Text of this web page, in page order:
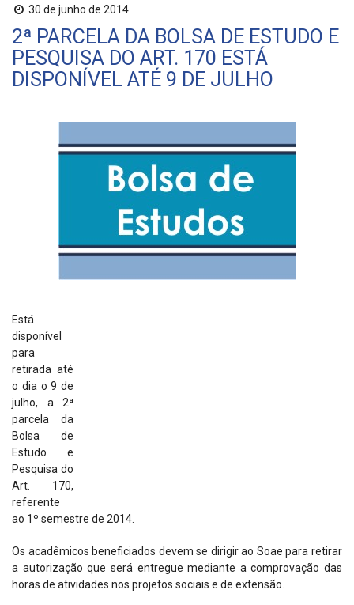
30 de junho de 2014
2ª PARCELA DA BOLSA DE ESTUDO E
PESQUISA DO ART. 170 ESTÁ
DISPONÍVEL ATÉ 9 DE JULHO
Está
disponível
para
retirada até
o dia o 9 de
julho, a 2ª
parcela da
Bolsa de
Estudo e
Pesquisa do
Art. 170,
referente
ao 1º semestre de 2014.
Os acadêmicos beneficiados devem se dirigir ao Soae para retirar
a autorização que será entregue mediante a comprovação das
horas de atividades nos projetos sociais e de extensão.